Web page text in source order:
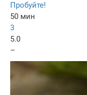
Пробуйте!
50 мин
3
5.0
–